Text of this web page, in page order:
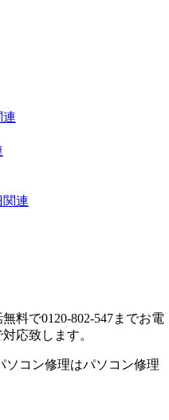
連
関連
ソコン修理はパソコン修理